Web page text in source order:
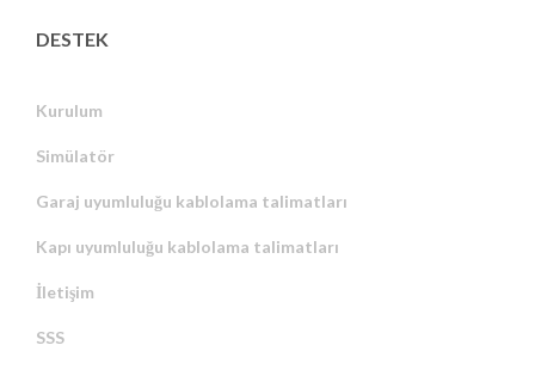
DESTEK
Kurulum
Simülatör
Garaj uyumluluğu kablolama talimatları
Kapı uyumluluğu kablolama talimatları
İletişim
SSS